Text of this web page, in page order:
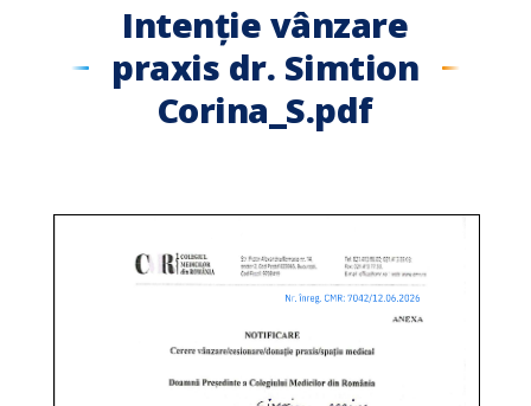
Intenție vânzare
praxis dr. Simtion
Corina_S.pdf